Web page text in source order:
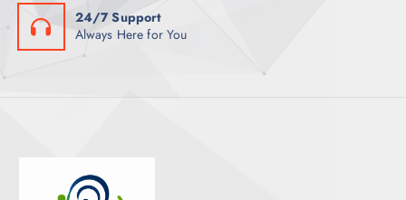
24/7 Support
Always Here for You